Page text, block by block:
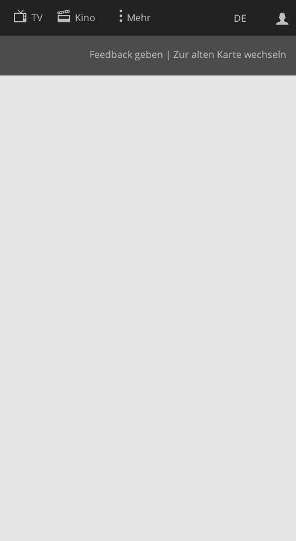
DE
TV Kino Mehr
Feedback geben | Zur alten Karte wechseln
Websuche